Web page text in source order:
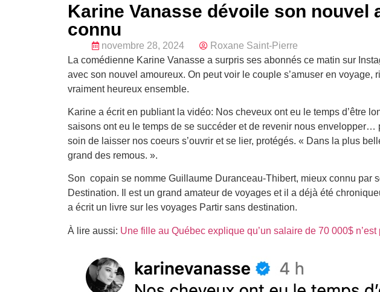
Karine Vanasse dévoile son nouvel
connu
novembre 28, 2024
Roxane Saint-Pierre
La comédienne Karine Vanasse a surpris ses abonnés ce matin sur
avec son nouvel amoureux. On peut voir le couple s’amuser en voyage,
vraiment heureux ensemble.
Karine a écrit en publiant la vidéo: Nos cheveux ont eu le temps d’être
saisons ont eu le temps de se succéder et de revenir nous envelopper…
soin de laisser nos coeurs s’ouvrir et se lier, protégés. « Dans la plus
grand des remous. ».
Son copain se nomme Guillaume Duranceau-Thibert, mieux connu par
Destination. Il est un grand amateur de voyages et il a déjà été
a écrit un livre sur les voyages Partir sans destination.
À lire aussi: Une fille au Québec explique qu’un salaire de 70 000$ n’est